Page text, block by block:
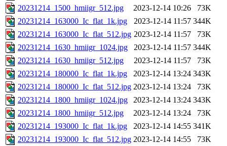
20231214_1500_hmiigr_512.jpg
2023-12-14 10:26
73K
20231214_163000_Ic_flat_1k.jpg
2023-12-14 11:57 344K
20231214_163000_Ic_flat_512.jpg 2023-12-14 11:57
73K
20231214_1630_hmiigr_1024.jpg
2023-12-14 11:57 344K
20231214_1630_hmiigr_512.jpg
2023-12-14 11:57
73K
20231214_180000_Ic_flat_1k.jpg
2023-12-14 13:24 343K
20231214_180000_Ic_flat_512.jpg 2023-12-14 13:24
73K
20231214_1800_hmiigr_1024.jpg
2023-12-14 13:24 343K
20231214_1800_hmiigr_512.jpg
2023-12-14 13:24
73K
20231214_193000_Ic_flat_1k.jpg
2023-12-14 14:55 341K
20231214_193000_Ic_flat_512.jpg 2023-12-14 14:55
73K